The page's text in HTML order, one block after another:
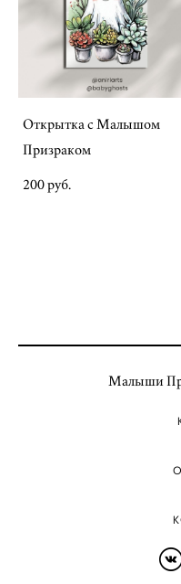
Открытка с Малышом
Призраком
200 pуб.
Малыши